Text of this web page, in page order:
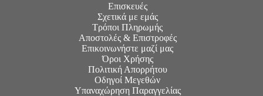
Επισκευές
Σχετικά με εμάς
Τρόποι Πληρωμής
Αποστολές & Επιστροφές
Επικοινωνήστε μαζί μας
Όροι Χρήσης
Πολιτική Απορρήτου
Οδηγοί Μεγεθών
Υπαναχώρηση Παραγγελίας